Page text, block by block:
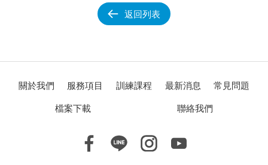
返回列表
關於我們 服務項目 訓練課程 最新消息
常見問題
檔案下載
聯絡我們